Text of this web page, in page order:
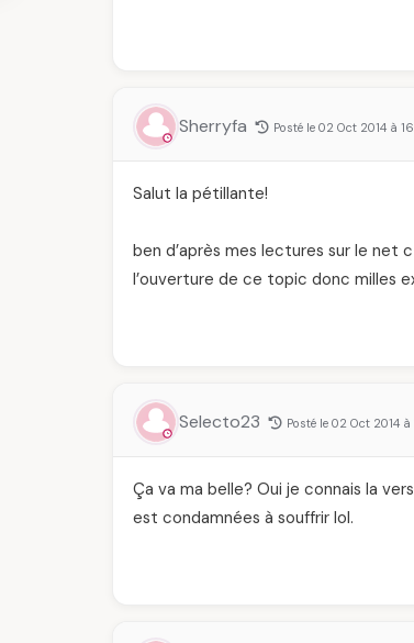
Sherryfa Posté le 02 Oct 2014 à
Salut la pétillante!
ben d’après mes lectures sur le net
l’ouverture de ce topic donc milles
Selecto23 Posté le 02 Oct 2014 à
Ça va ma belle? Oui je connais la
est condamnées à souffrir lol.